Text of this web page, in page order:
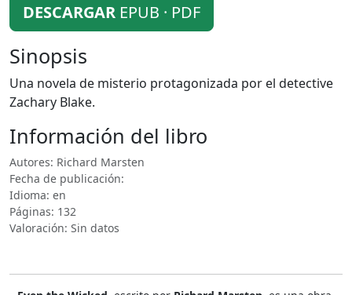
DESCARGAR EPUB · PDF
Sinopsis
Una novela de misterio protagonizada por el detective
Zachary Blake.
Información del libro
Autores: Richard Marsten
Fecha de publicación:
Idioma: en
Páginas: 132
Valoración: Sin datos